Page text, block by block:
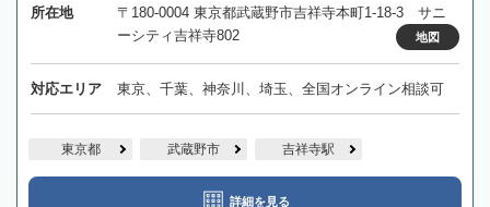
所在地
〒180-0004 東京都武蔵野市吉祥寺本町1-18-3 サニ
ーシティ吉祥寺802
地図
対応エリア 東京、千葉、神奈川、埼玉、全国オンライン相談可
東京都 武蔵野市 吉祥寺駅
詳細を見る